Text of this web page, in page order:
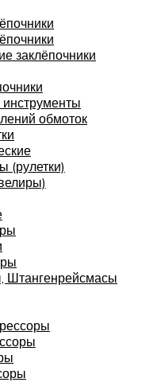
заклёпочники
обмоток
(рулетки)
Штангенрейсмасы